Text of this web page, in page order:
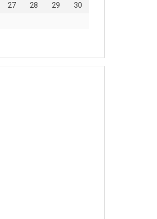
27 28 29
30